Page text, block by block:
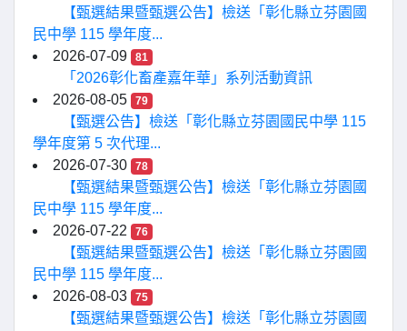
【甄選結果暨甄選公告】檢送「彰化縣立芬園國
民中學 115 學年度...
2026-07-09
81
「2026彰化畜產嘉年華」系列活動資訊
2026-08-05
79
【甄選公告】檢送「彰化縣立芬園國民中學 115
學年度第 5 次代理...
2026-07-30
78
【甄選結果暨甄選公告】檢送「彰化縣立芬園國
民中學 115 學年度...
2026-07-22
76
【甄選結果暨甄選公告】檢送「彰化縣立芬園國
民中學 115 學年度...
2026-08-03
75
【甄選結果暨甄選公告】檢送「彰化縣立芬園國